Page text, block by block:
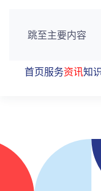
跳至主要内容
首页服务资讯知